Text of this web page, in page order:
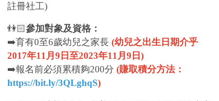
註冊社工)
👫🏻參加對象及資格：
➡️育有0至6歲幼兒之家長 (幼兒之出生日期介乎
2017年11月9日至2023年11月9日)
➡️報名前必須累積夠200分 (賺取積分方法：
https://bit.ly/3QLghqS)